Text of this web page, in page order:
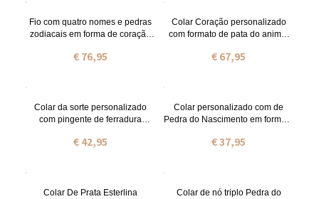
Fio com quatro nomes e pedras
zodiacais em forma de coração
€ 76,95
Colar Coração personalizado
com formato de pata do animal
€ 67,95
Colar da sorte personalizado
com pingente de ferradura
€ 42,95
Colar personalizado com de
Pedra do Nascimento em formato
€ 37,95
Colar De Prata Esterlina
Colar de nó triplo Pedra do